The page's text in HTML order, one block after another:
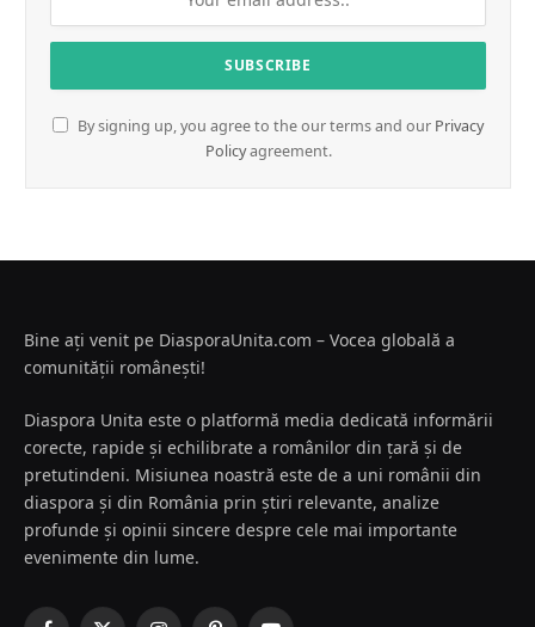
By signing up, you agree to the our terms and our Privacy
Policyagreement.
Bine ați venit pe DiasporaUnita.com – Vocea globală a
comunității românești!
Diaspora Unita este o platformă media dedicată informării
corecte, rapide și echilibrate a românilor din țară și de
pretutindeni. Misiunea noastră este de a uni românii din
diaspora și din România prin știri relevante, analize
profunde și opinii sincere despre cele mai importante
evenimente din lume.